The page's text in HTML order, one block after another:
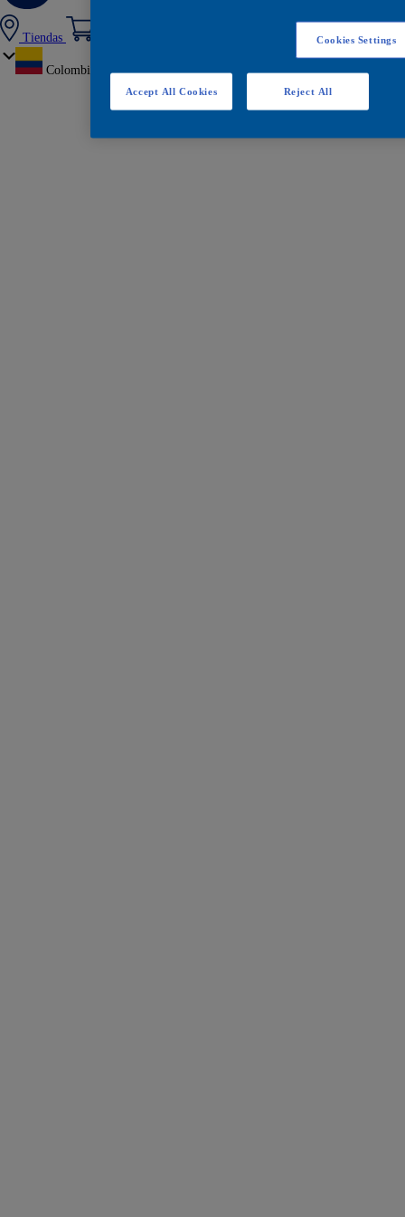
Tiendas
Colombia
Cookies Settings
Reject All
Accept All Cookies